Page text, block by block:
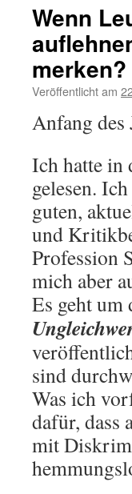
Wenn
auflehnen,
Veröffentlicht am
Anfang des
Ich hatte in
gelesen. Ich
guten,
und
Profession
mich aber
Es geht
sind
Was ich
dafür, dass
mit